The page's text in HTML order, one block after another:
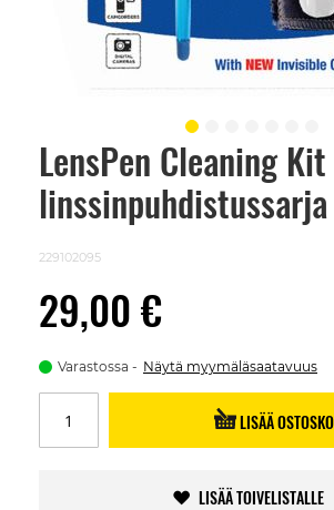
LensPen Cleaning
linssinpuhdistussarja
229102095
29,00 €
Varastossa Näytä myymäläsaatavuus
LISÄÄ
LISÄÄ TOIVELISTALLE
Skip
beginning
images